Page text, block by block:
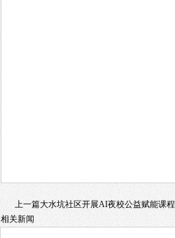
上一篇大水坑社区开展AI夜校公益赋能课程
相关新闻